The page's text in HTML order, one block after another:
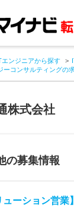
エンジニアから探す
ーコンサルティングの
株式会社
の募集情報
ューション営